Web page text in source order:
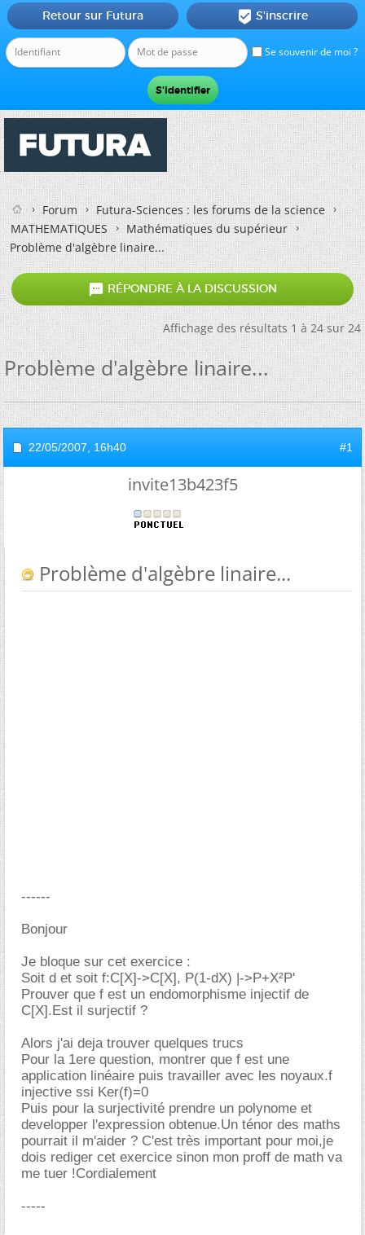
Se souvenir de moi ?
Retour sur Futura  S'inscrire
Forum
Futura-Sciences : les forums de la science
MATHEMATIQUES
Mathématiques du supérieur
Problème d'algèbre linaire...
 RÉPONDRE À LA DISCUSSION
Affichage des résultats 1 à 24 sur 24
Problème d'algèbre linaire...
22/05/2007, 16h40 #1
invite13b423f5
Problème d'algèbre linaire...
------
Bonjour
Je bloque sur cet exercice :
Soit d et soit f:C[X]->C[X], P(1-dX) |->P+X²P'
Prouver que f est un endomorphisme injectif de
C[X].Est il surjectif ?
Alors j'ai deja trouver quelques trucs
Pour la 1ere question, montrer que f est une
application linéaire puis travailler avec les noyaux.f
injective ssi Ker(f)=0
Puis pour la surjectivité prendre un polynome et
developper l'expression obtenue.Un ténor des maths
pourrait il m'aider ? C'est très important pour moi,je
dois rediger cet exercice sinon mon proff de math va
me tuer !Cordialement
-----